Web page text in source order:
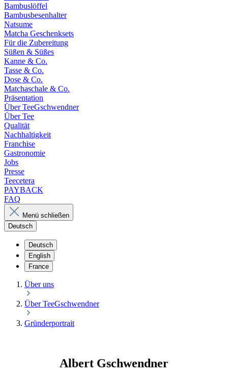
Bambuslöffel
Bambusbesenhalter
Natsume
Matcha Geschenksets
Für die Zubereitung
Süßen & Süßes
Kanne & Co.
Tasse & Co.
Dose & Co.
Matchaschale & Co.
Präsentation
Über TeeGschwendner
Über Tee
Qualität
Nachhaltigkeit
Franchise
Gastronomie
Jobs
Presse
Teecetera
PAYBACK
FAQ
Menü schließen
Deutsch
Deutsch
English
France
Über uns
Über TeeGschwendner
Gründerportrait
Albert Gschwendner